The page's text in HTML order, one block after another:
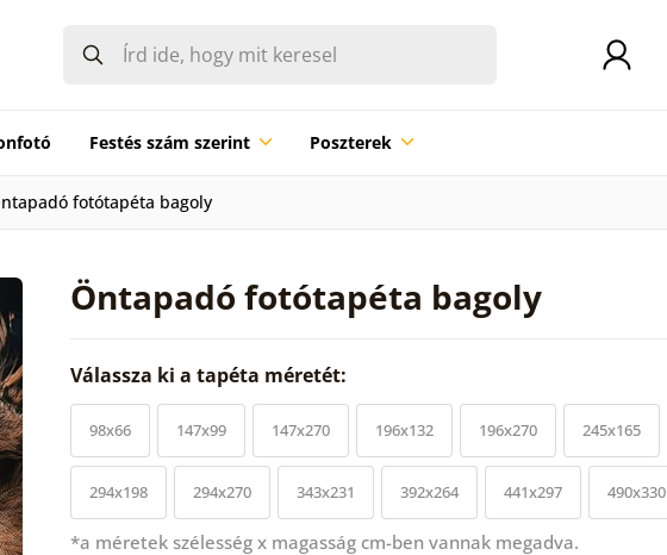
Festés szám szerint Poszterek
fotótapéta bagoly
Öntapadó fotótapéta bagoly
Válassza ki a tapéta méretét:
98x66 147x99 147x270 196x132 196x270 245x165
294x198 294x270 343x231 392x264 441x297 490x330
*a méretek szélesség x magasság cm-ben vannak megadva.